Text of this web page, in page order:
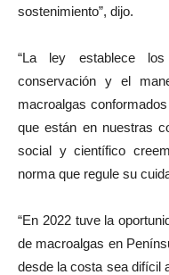
sostenimiento”, dijo.
“La ley establece
conservación y el
macroalgas
que están en nuestras
social y científico
norma que regule su
“En 2022 tuve la
de macroalgas en
desde la costa sea difícil